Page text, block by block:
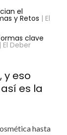
el
y Retos | El
clave
| El Deber
y eso
es la
hasta